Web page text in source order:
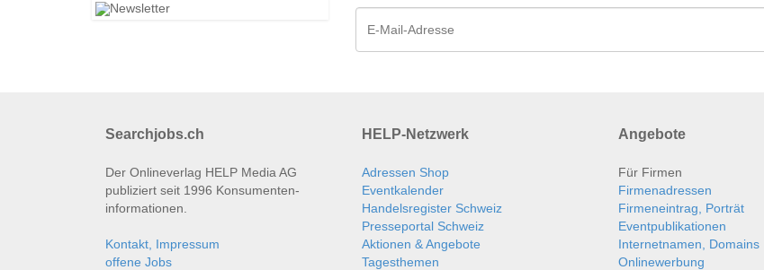
Searchjobs.ch
Der Onlineverlag HELP Media AG
publiziert seit 1996 Konsumenten­
informationen.
Kontakt, Impressum
offene Jobs
HELP-Netzwerk
Adressen Shop
Eventkalender
Handelsregister Schweiz
Presseportal Schweiz
Aktionen & Angebote
Tagesthemen
Angebote
Für Firmen
Firmenadressen
Firmeneintrag, Porträt
Eventpublikationen
Internetnamen, Domains
Onlinewerbung